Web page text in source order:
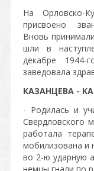
На Орловско-
присвоено
Вновь
шли в
декабре 1944-
заведовала
КАЗАНЦЕВА -
- Родилась и
Свердловского
работала
мобилизована и
во 2-ю ударную